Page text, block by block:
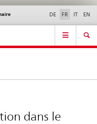
Contact | Support &
aide
DE FR IT EN
dans le